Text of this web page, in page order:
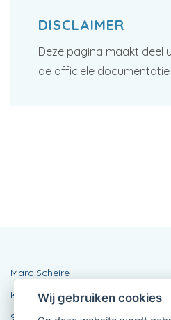
DISCLAIMER
Deze pagina maakt deel
de officiële
Marc Scheire
Kantoor Smishoek 3 - Walderdonk
9185 Lochristi / Wachtebeke
Wij gebruiken cookies